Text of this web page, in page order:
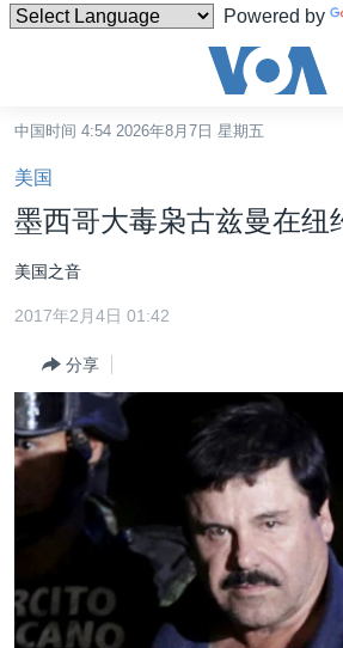
Powered by
碍
链
接
跳
转
内
转
到
导
检
索
台湾
港澳
国际
最新国际新闻
印太
非洲
美洲
分类新闻
经济·金融·贸易
人权·法律·宗教
科教·文娱·体健
军事
劳工
美中关系
热点专题
白宫要闻
国会报道
美中关系
VOA视频
VOA今日焦点
中文广播
中国时间 4:54 2026年8月7日 星期五
美国
墨西哥大毒枭古兹曼在纽
美国之音
2017年2月4日 01:42
分享